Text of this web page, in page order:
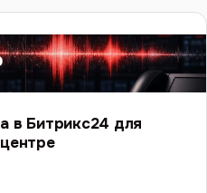
в Битрикс24 для